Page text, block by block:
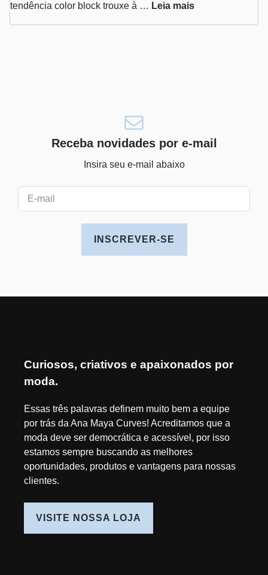
tendência color block trouxe à … Leia mais
Receba novidades por e-mail
Insira seu e-mail abaixo
INSCREVER-SE
Curiosos, criativos e apaixonados por
moda.
Essas três palavras definem muito bem a equipe
por trás da Ana Maya Curves! Acreditamos que a
moda deve ser democrática e acessível, por isso
estamos sempre buscando as melhores
oportunidades, produtos e vantagens para nossas
clientes.
VISITE NOSSA LOJA